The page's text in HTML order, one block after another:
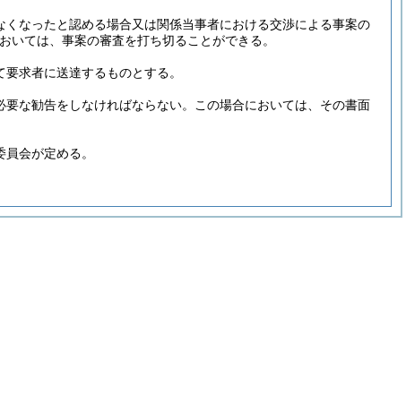
なったと認める場合又は関係当事者における交渉による事案の
ては、事案の審査を打ち切ることができる。
求者に送達するものとする。
な勧告をしなければならない。
この場合においては、その書面
会が定める。